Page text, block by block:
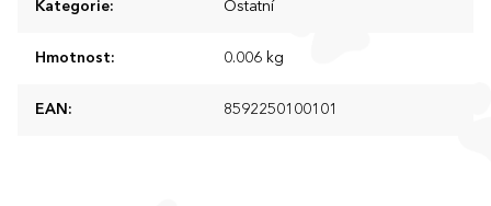
Kategorie: Ostatní
Hmotnost: 0.006 kg
EAN : 8592250100101